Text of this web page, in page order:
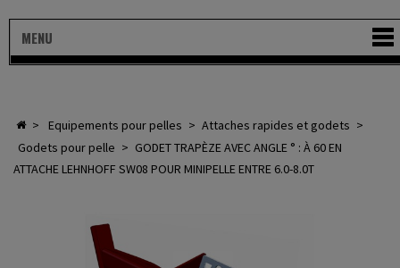
MENU
> equipements pour pelles > attaches rapides et godets >
godets pour pelle > GODET TRAPÈZE AVEC ANGLE ° : À 60 EN
ATTACHE LEHNHOFF SW08 POUR MINIPELLE ENTRE 6.0-8.0T